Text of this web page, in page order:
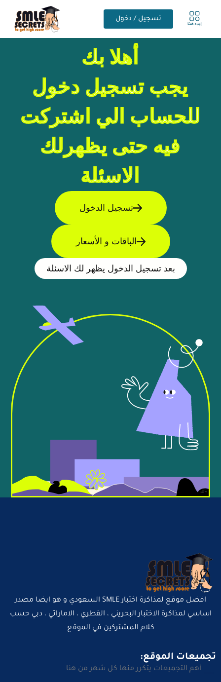
تسجيل / دخول
أهلا بك
يجب تسجيل دخول
للحساب الي اشتركت
فيه حتى يظهرلك
الاسئلة
تسجيل الدخول
الباقات و الأسعار
بعد تسجيل الدخول يظهر لك الاسئلة
افضل موقع لمذاكرة اختبار SMLE السعودي و هو ايضا مصدر
اساسي لمذاكرة الاختبار البحريني ، القطري ، الاماراتي ، دبي حسب
كلام المشتركين في الموقع
تجميعات الموقع:
أهم التجميعات يتكرر منها كل شهر من هنا